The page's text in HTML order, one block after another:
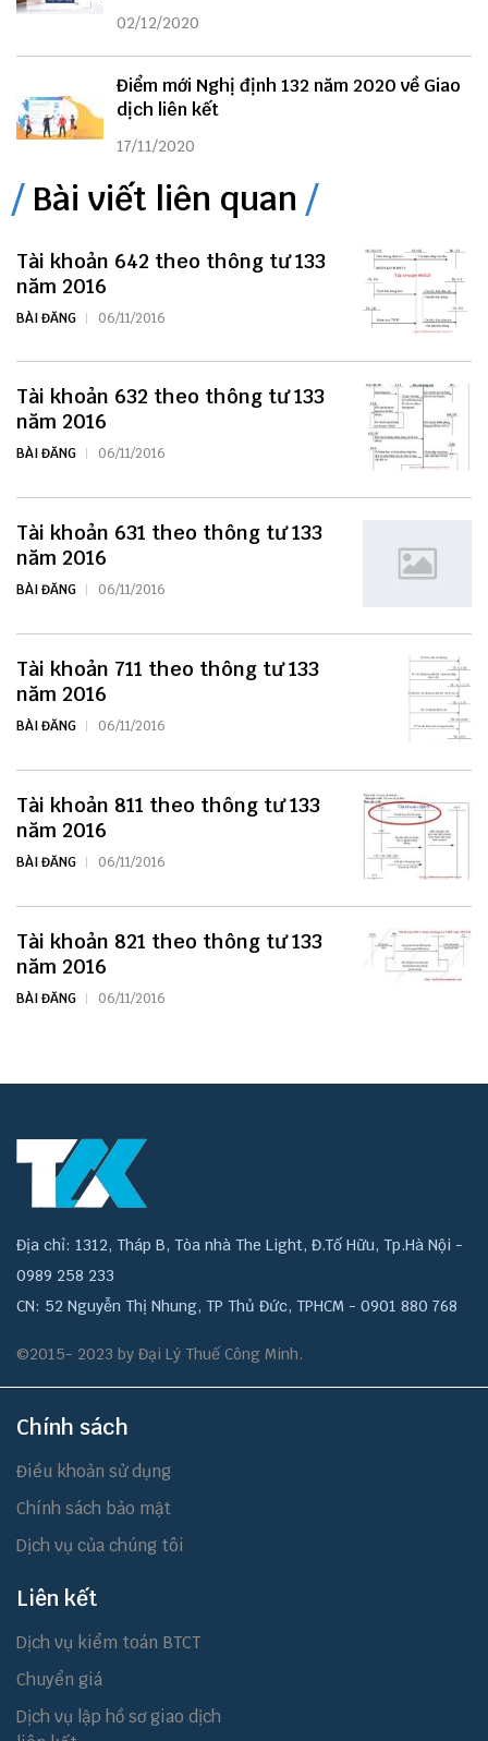
02/12/2020
Điểm mới Nghị định 132 năm 2020 về Giao
dịch liên kết
17/11/2020
Bài viết liên quan
Tài khoản 642 theo thông tư 133
năm 2016
BÀI ĐĂNG 06/11/2016
Tài khoản 632 theo thông tư 133
năm 2016
BÀI ĐĂNG 06/11/2016
Tài khoản 631 theo thông tư 133
năm 2016
BÀI ĐĂNG 06/11/2016
Tài khoản 711 theo thông tư 133
năm 2016
BÀI ĐĂNG 06/11/2016
Tài khoản 811 theo thông tư 133
năm 2016
BÀI ĐĂNG 06/11/2016
Tài khoản 821 theo thông tư 133
năm 2016
BÀI ĐĂNG 06/11/2016
Địa chỉ: 1312, Tháp B, Tòa nhà The Light, Đ.Tố Hữu, Tp.Hà Nội -
0989 258 233
CN: 52 Nguyễn Thị Nhung, TP Thủ Đức, TPHCM - 0901 880 768
©2015- 2023 by Đại Lý Thuế Công Minh.
Chính sách
Điều khoản sử dụng
Chính sách bảo mật
Dịch vụ của chúng tôi
Liên kết
Dịch vụ kiểm toán BTCT
Chuyển giá
Dịch vụ lập hồ sơ giao dịch